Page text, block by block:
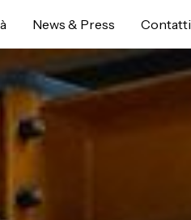
News & Press Contatti